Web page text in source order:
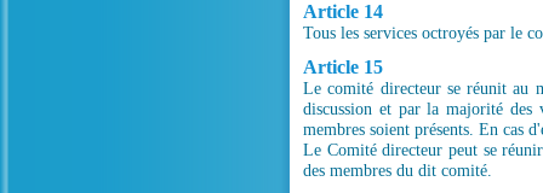
Article 14
Tous les services octroyés par le
Article 15
Le comité directeur se réunit au
discussion et par la majorité
membres soient présents. En cas
Le Comité directeur peut se
des membres du dit comité.